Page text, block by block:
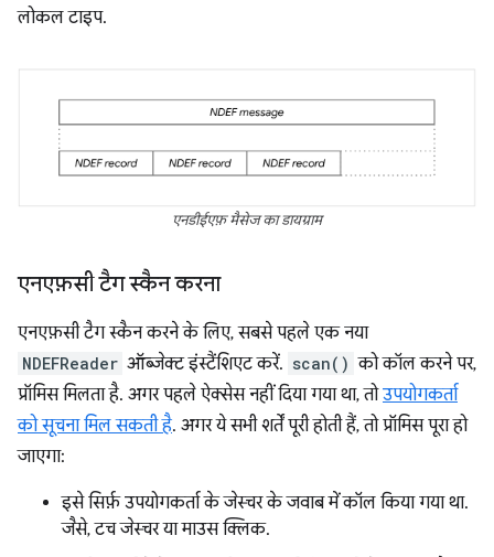
लोकल टाइप.
एनडीईएफ़ मैसेज का डायग्राम
एनएफ़सी टैग स्कैन करना
एनएफ़सी टैग स्कैन करने के लिए, सबसे पहले एक नया
NDEFReader ऑब्जेक्ट इंस्टैंशिएट करें. scan() को कॉल करने पर,
प्रॉमिस मिलता है. अगर पहले ऐक्सेस नहीं दिया गया था, तोउपयोगकर्ता
को सूचना मिल सकती है. अगर ये सभी शर्तें पूरी होती हैं, तो प्रॉमिस पूरा हो
जाएगा:
इसे सिर्फ़ उपयोगकर्ता के जेस्चर के जवाब में कॉल किया गया था.
जैसे, टच जेस्चर या माउस क्लिक.